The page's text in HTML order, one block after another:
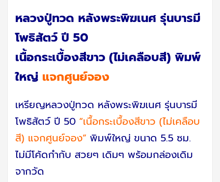
หลวงปู่ทวด หลังพระพิฆเนศ รุ่นบารมี
โพธิสัตว์ ปี 50
เนื้อกระเบื้องสีขาว (ไม่เคลือบสี) พิมพ์
ใหญ่ แจกศูนย์จอง
เหรียญหลวงปู่ทวด หลังพระพิฆเนศ รุ่นบารมี
โพธิสัตว์ ปี 50 “เนื้อกระเบื้องสีขาว (ไม่เคลือบ
สี) แจกศูนย์จอง” พิมพ์ใหญ่ ขนาด 5.5 ซม.
ไม่มีโค้ดกำกับ สวยๆ เดิมๆ พร้อมกล่องเดิม
จากวัด